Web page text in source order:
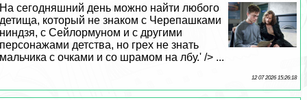
На сегодняшний день можно найти любого
детища, который не знаком с Черепашками
ниндзя, с Сейлормуном и с другими
персонажами детства, но грех не знать
мальчика с очками и со шрамом на лбу.' /> ...
12 07 2026 15:26:18